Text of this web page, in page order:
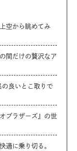
空から眺めてみ
間だけの贅沢なア
良いとこ取りで
ブラザーズ』の世
適に乗り切る。